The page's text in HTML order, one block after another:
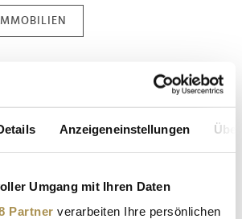
Anzeigeneinstellungen
Umgang mit Ihren Daten
Partner verarbeiten Ihre persönlichen